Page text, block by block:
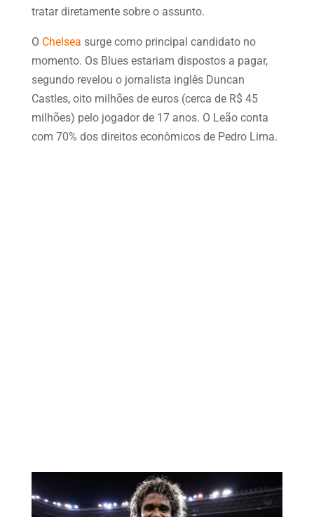
tratar diretamente sobre o assunto.
O Chelsea surge como principal candidato no
momento. Os Blues estariam dispostos a pagar,
segundo revelou o jornalista inglês Duncan
Castles, oito milhões de euros (cerca de R$ 45
milhões) pelo jogador de 17 anos. O Leão conta
com 70% dos direitos econômicos de Pedro Lima.